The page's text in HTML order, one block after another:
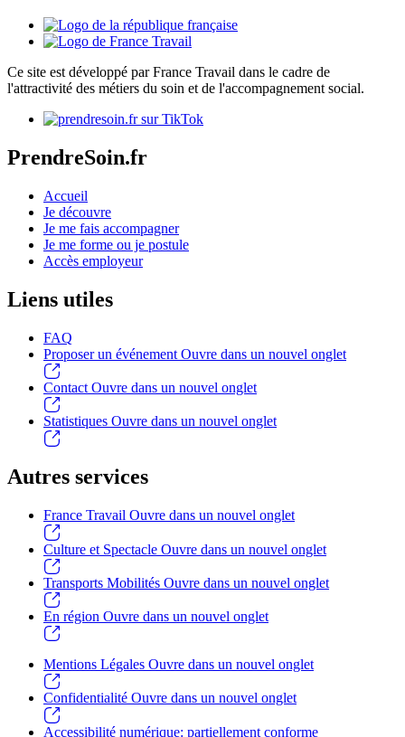
Ce site est développé par France Travail dans le cadre de
l'attractivité des métiers du soin et de l'accompagnement social.
PrendreSoin.fr
Accueil
Je découvre
Je me fais accompagner
Je me forme ou je postule
Accès employeur
Liens utiles
FAQ
Proposer un événement Ouvre dans un nouvel onglet
Contact Ouvre dans un nouvel onglet
Statistiques Ouvre dans un nouvel onglet
Autres services
France Travail Ouvre dans un nouvel onglet
Culture et Spectacle Ouvre dans un nouvel onglet
Transports Mobilités Ouvre dans un nouvel onglet
En région Ouvre dans un nouvel onglet
Mentions Légales Ouvre dans un nouvel onglet
Confidentialité Ouvre dans un nouvel onglet
Accessibilité numérique: partiellement conforme